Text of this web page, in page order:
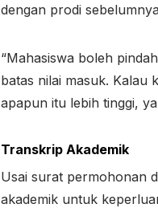
dengan prodi
“Mahasiswa boleh
batas nilai masuk. Kalau
apapun itu lebih tinggi,
Transkrip Akademik
Usai surat permohonan
akademik untuk